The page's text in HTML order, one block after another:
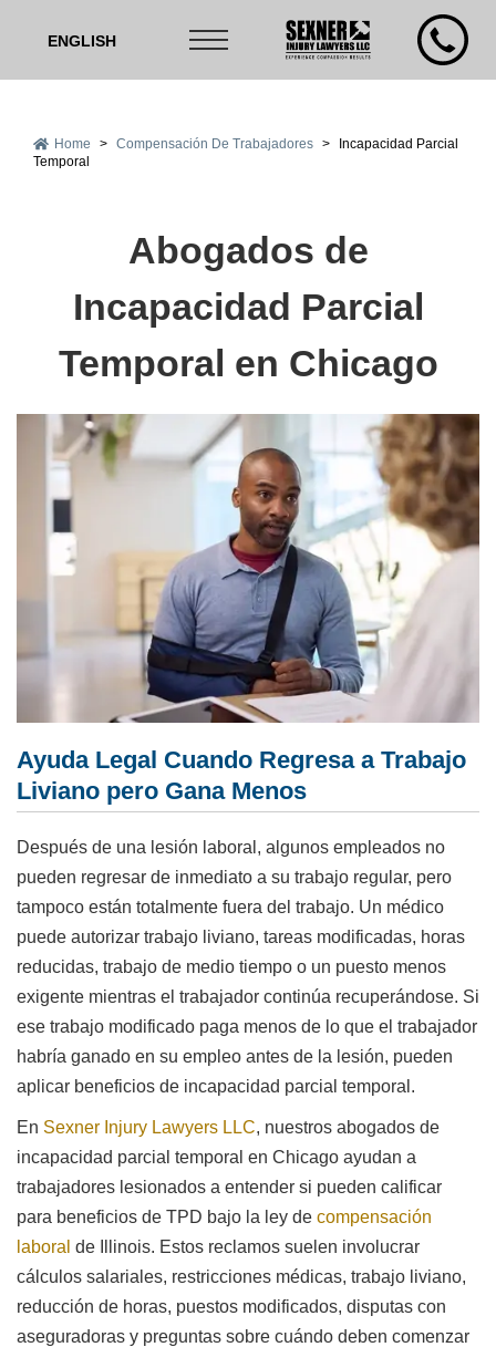
ENGLISH
Home > Compensación De Trabajadores >
Incapacidad Parcial
Temporal
Abogados de
Incapacidad Parcial
Temporal en Chicago
Ayuda Legal Cuando Regresa a Trabajo
Liviano pero Gana Menos
Después de una lesión laboral, algunos empleados no
pueden regresar de inmediato a su trabajo regular, pero
tampoco están totalmente fuera del trabajo. Un médico
puede autorizar trabajo liviano, tareas modificadas, horas
reducidas, trabajo de medio tiempo o un puesto menos
exigente mientras el trabajador continúa recuperándose. Si
ese trabajo modificado paga menos de lo que el trabajador
habría ganado en su empleo antes de la lesión, pueden
aplicar beneficios de incapacidad parcial temporal.
En Sexner Injury Lawyers LLC, nuestros abogados de
incapacidad parcial temporal en Chicago ayudan a
trabajadores lesionados a entender si pueden calificar
para beneficios de TPD bajo la ley de compensación
laboral de Illinois. Estos reclamos suelen involucrar
cálculos salariales, restricciones médicas, trabajo liviano,
reducción de horas, puestos modificados, disputas con
aseguradoras y preguntas sobre cuándo deben comenzar